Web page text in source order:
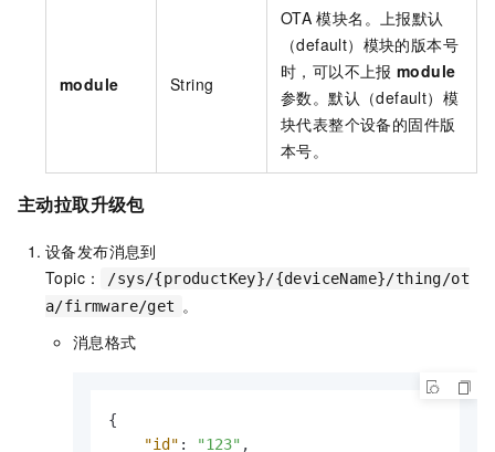
module String
OTA 模块名。上报默认
（default）模块的版本号
时，可以不上报 module
参数。默认（default）模
块代表整个设备的固件版
本号。
主动拉取升级包
设备发布消息到
Topic：
/sys/{productKey}/{deviceName}/thing/ot
a/firmware/get 。
消息格式
{
"id" : "123" ,